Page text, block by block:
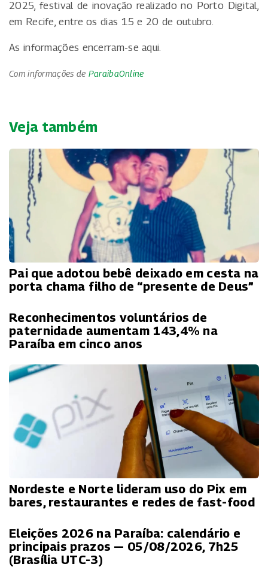
2025, festival de inovação realizado no Porto Digital,
em Recife, entre os dias 15 e 20 de outubro.
As informações encerram-se aqui.
Com informações de ParaibaOnline
Veja também
Pai que adotou bebê deixado em cesta na
porta chama filho de “presente de Deus”
Reconhecimentos voluntários de
paternidade aumentam 143,4% na
Paraíba em cinco anos
Nordeste e Norte lideram uso do Pix em
bares, restaurantes e redes de fast-food
Eleições 2026 na Paraíba: calendário e
principais prazos — 05/08/2026, 7h25
(Brasília UTC-3)